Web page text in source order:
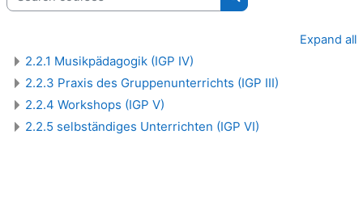
Search courses
Expand all
2.2.1 Musikpädagogik (IGP IV)
2.2.3 Praxis des Gruppenunterrichts (IGP III)
2.2.4 Workshops (IGP V)
2.2.5 selbständiges Unterrichten (IGP VI)